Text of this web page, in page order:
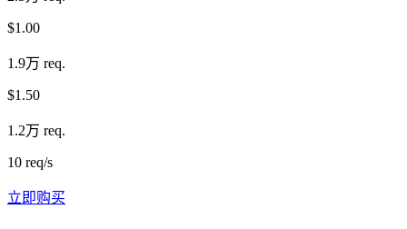
$1.00
1.9万 req.
$1.50
1.2万 req.
10 req/s
立即购买